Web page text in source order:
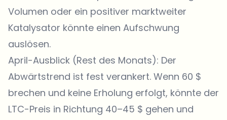
Volumen oder ein positiver marktweiter
Katalysator könnte einen Aufschwung
auslösen.
April-Ausblick (Rest des Monats): Der
Abwärtstrend ist fest verankert. Wenn 60 $
brechen und keine Erholung erfolgt, könnte der
LTC-Preis in Richtung 40–45 $ gehen und